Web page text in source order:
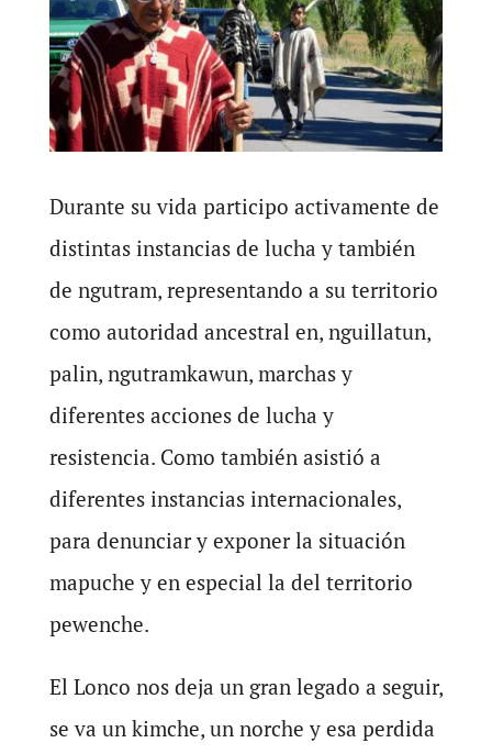
Durante su vida participo activamente de
distintas instancias de lucha y también
de ngutram, representando a su territorio
como autoridad ancestral en, nguillatun,
palin, ngutramkawun, marchas y
diferentes acciones de lucha y
resistencia. Como también asistió a
diferentes instancias internacionales,
para denunciar y exponer la situación
mapuche y en especial la del territorio
pewenche.
El Lonco nos deja un gran legado a seguir,
se va un kimche, un norche y esa perdida